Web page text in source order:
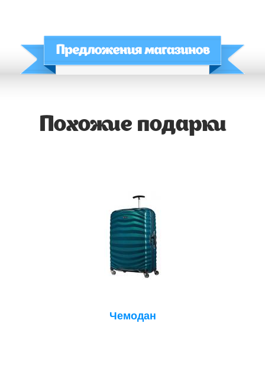
Похожие подарки
Чемодан